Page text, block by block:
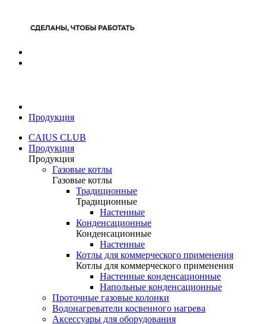
Продукция
CAIUS CLUB
Продукция
Продукция
Газовые котлы
Газовые котлы
Традиционные
Традиционные
Настенные
Конденсационные
Конденсационные
Настенные
Котлы для коммерческого применения
Котлы для коммерческого применения
Настенные конденсационные
Напольные конденсационные
Проточные газовые колонки
Водонагреватели косвенного нагрева
Аксессуары для оборудования